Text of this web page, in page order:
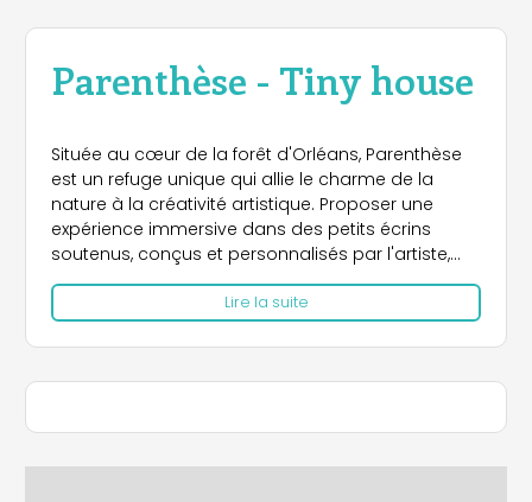
Parenthèse - Tiny house
Située au cœur de la forêt d'Orléans, Parenthèse
est un refuge unique qui allie le charme de la
nature à la créativité artistique. Proposer une
expérience immersive dans des petits écrins
soutenus, conçus et personnalisés par l'artiste,
permettant de respirer énergie et créativité avec
Séjournez dans nos Petites Maisons
Indépendantes
œuvre unique. Personnalisées par les créateurs,
Lire la suite